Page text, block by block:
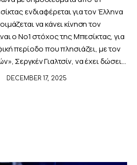
ενδιαφέρεται για τον Έλληνα
να κάνει κίνηση τον
ο Νο1 στόχος της Μπεσίκτας, για
περίοδο που πλησιάζει, με τον
Σεργκέν Γιαλτσίν, να έχει δώσει…
DECEMBER 17, 2025